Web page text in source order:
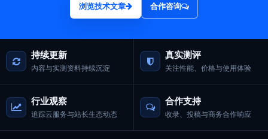
浏览技术文章 合作咨询
持续更新
内容与实测资料持续沉淀
真实测评
关注性能、价格与使用体验
行业观察
追踪云服务与站长生态动态
合作支持
收录、投稿与商务合作响应